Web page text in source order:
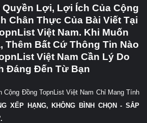
Quyền Lợi, Lợi Ích Của Cộng
Chân Thực Của Bài Viết Tại
Việt Nam. Khi Muốn
Thêm Bất Cứ Thông Tin Nào
Việt Nam Cần Lý Do
Đáng Đến Từ Bạn
Cộng Đồng TopnList Việt Nam Chỉ Mang Tính
XẾP HẠNG, KHÔNG BÌNH CHỌN - SẮP